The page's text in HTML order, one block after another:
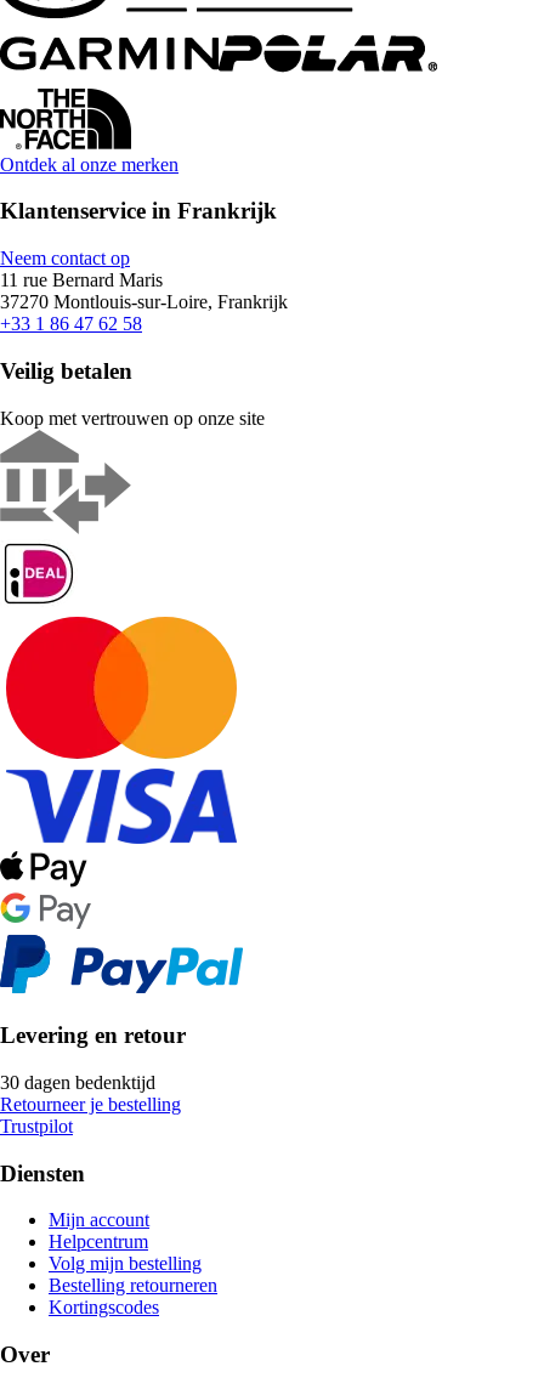
Ontdek al onze merken
Klantenservice in Frankrijk
Neem contact op
11 rue Bernard Maris
37270 Montlouis-sur-Loire, Frankrijk
+33 1 86 47 62 58
Veilig betalen
Koop met vertrouwen op onze site
Levering en retour
30 dagen bedenktijd
Retourneer je bestelling
Trustpilot
Diensten
Mijn account
Helpcentrum
Volg mijn bestelling
Bestelling retourneren
Kortingscodes
Over